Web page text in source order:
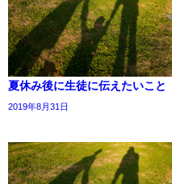
夏休み後に生徒に伝えたいこと
2019年8月31日